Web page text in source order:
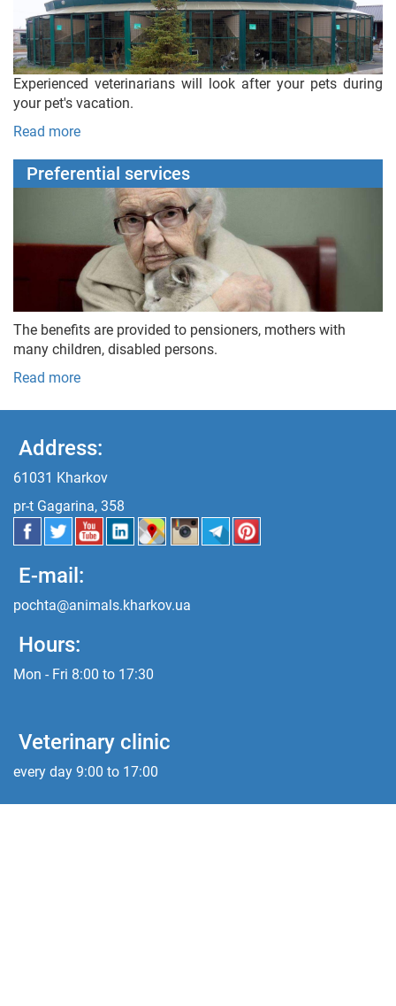
Experienced veterinarians will look after your pets during
your pet's vacation.
Read more
Preferential services
The benefits are provided to pensioners, mothers with
many children, disabled persons.
Read more
Address:
61031 Kharkov
pr-t Gagarina, 358
E-mail:
pochta@animals.kharkov.ua
Hours:
Mon - Fri 8:00 to 17:30
Veterinary clinic
every day 9:00 to 17:00